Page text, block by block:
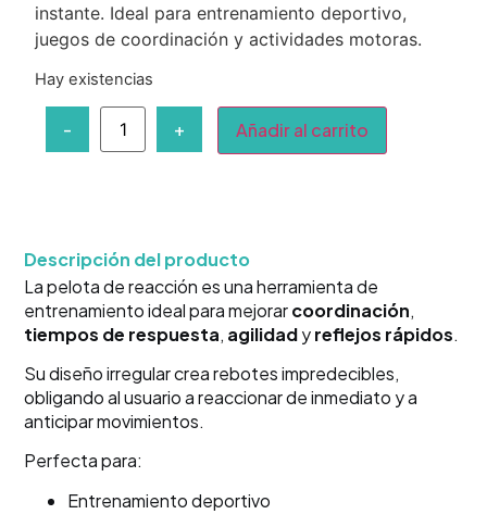
instante. Ideal para entrenamiento deportivo,
juegos de coordinación y actividades motoras.
Hay existencias
- + Añadir al carrito
Descripción del producto
La pelota de reacción es una herramienta de
entrenamiento ideal para mejorarcoordinación,
tiempos de respuesta, agilidadyreflejos rápidos.
Su diseño irregular crea rebotes impredecibles,
obligando al usuario a reaccionar de inmediato y a
anticipar movimientos.
Perfecta para:
Entrenamiento deportivo